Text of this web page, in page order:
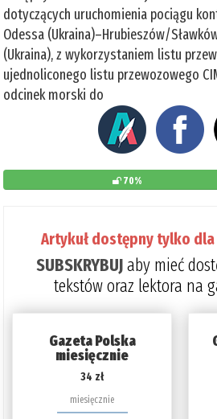
dotyczących uruchomienia pociągu
Odessa (Ukraina)–Hrubieszów/
(Ukraina), z wykorzystaniem listu
ujednoliconego listu przewozowego
odcinek morski do
70%
Artykuł dostępny tylko
SUBSKRYBUJaby mieć
tekstów oraz lektora na
Gazeta Polska
miesięcznie
34 zł
miesięcznie